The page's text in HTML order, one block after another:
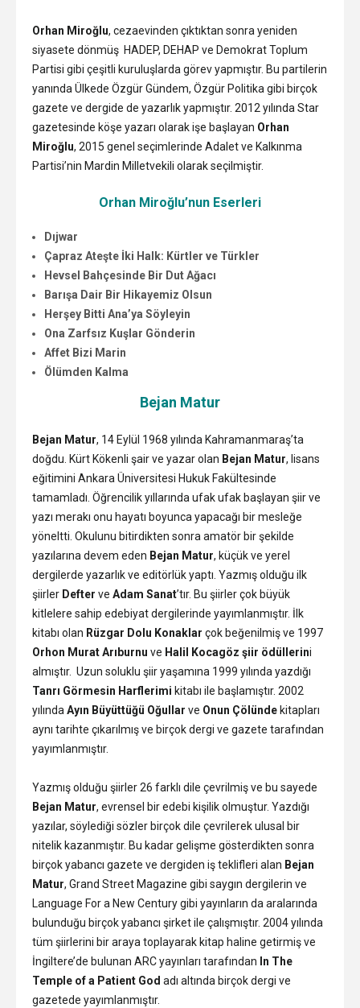
Orhan Miroğlu, cezaevinden çıktıktan sonra yeniden
siyasete dönmüş HADEP, DEHAP ve Demokrat Toplum
Partisi gibi çeşitli kuruluşlarda görev yapmıştır. Bu partilerin
yanında Ülkede Özgür Gündem, Özgür Politika gibi birçok
gazete ve dergide de yazarlık yapmıştır. 2012 yılında Star
gazetesinde köşe yazarı olarak işe başlayan Orhan
Miroğlu, 2015 genel seçimlerinde Adalet ve Kalkınma
Partisi’nin Mardin Milletvekili olarak seçilmiştir.
Orhan Miroğlu’nun Eserleri
Dıjwar
Çapraz Ateşte İki Halk: Kürtler ve Türkler
Hevsel Bahçesinde Bir Dut Ağacı
Barışa Dair Bir Hikayemiz Olsun
Herşey Bitti Ana’ya Söyleyin
Ona Zarfsız Kuşlar Gönderin
Affet Bizi Marin
Ölümden Kalma
Bejan Matur
Bejan Matur, 14 Eylül 1968 yılında Kahramanmaraş’ta
doğdu. Kürt Kökenli şair ve yazar olan Bejan Matur, lisans
eğitimini Ankara Üniversitesi Hukuk Fakültesinde
tamamladı. Öğrencilik yıllarında ufak ufak başlayan şiir ve
yazı merakı onu hayatı boyunca yapacağı bir mesleğe
yöneltti. Okulunu bitirdikten sonra amatör bir şekilde
yazılarına devem eden Bejan Matur, küçük ve yerel
dergilerde yazarlık ve editörlük yaptı. Yazmış olduğu ilk
şiirler Defter ve Adam Sanat’tır. Bu şiirler çok büyük
kitlelere sahip edebiyat dergilerinde yayımlanmıştır. İlk
kitabı olan Rüzgar Dolu Konaklar çok beğenilmiş ve 1997
Orhon Murat Arıburnu ve Halil Kocagöz şiir ödüllerini
almıştır. Uzun soluklu şiir yaşamına 1999 yılında yazdığı
Tanrı Görmesin Harflerimi kitabı ile başlamıştır. 2002
yılındaAyın Büyüttüğü Oğullar ve Onun Çölünde kitapları
aynı tarihte çıkarılmış ve birçok dergi ve gazete tarafından
yayımlanmıştır.
Yazmış olduğu şiirler 26 farklı dile çevrilmiş ve bu sayede
Bejan Matur, evrensel bir edebi kişilik olmuştur. Yazdığı
yazılar, söylediği sözler birçok dile çevrilerek ulusal bir
nitelik kazanmıştır. Bu kadar gelişme gösterdikten sonra
birçok yabancı gazete ve dergiden iş teklifleri alan Bejan
Matur, Grand Street Magazine gibi saygın dergilerin ve
Language For a New Century gibi yayınların da aralarında
bulunduğu birçok yabancı şirket ile çalışmıştır. 2004 yılında
tüm şiirlerini bir araya toplayarak kitap haline getirmiş ve
İngiltere’de bulunan ARC yayınları tarafından In The
Temple of a Patient God adı altında birçok dergi ve
gazetede yayımlanmıştır.